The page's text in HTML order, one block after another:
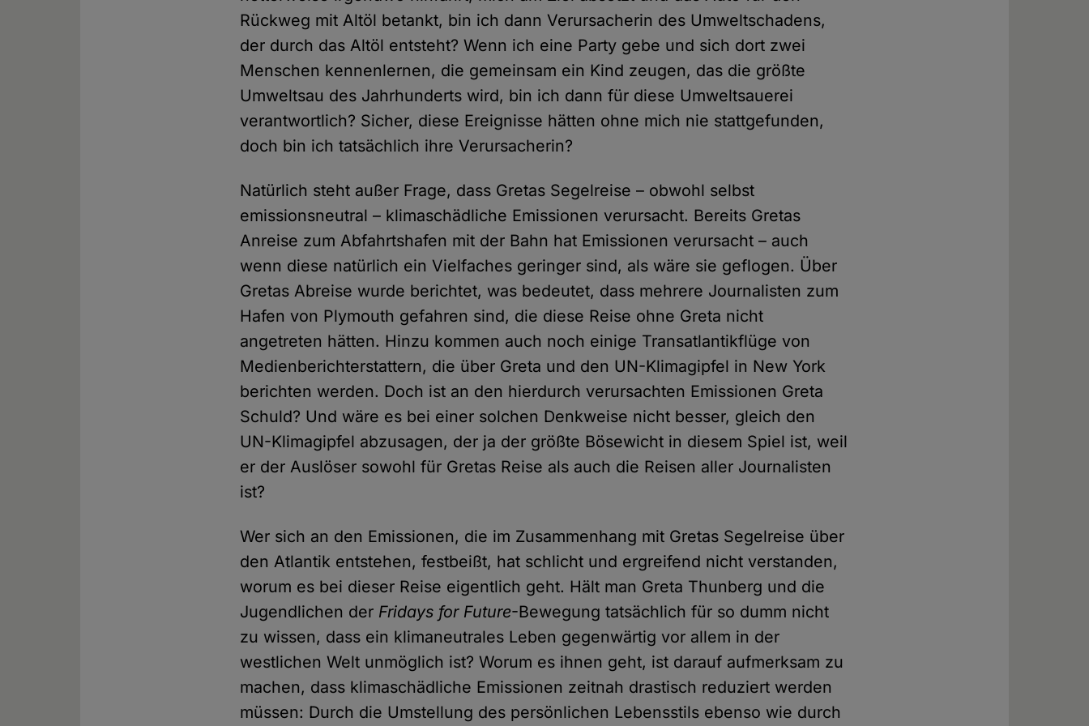
Rückweg mit Altöl betankt, bin ich dann Verursacherin des Umweltschadens,
der durch das Altöl entsteht? Wenn ich eine Party gebe und sich dort zwei
Menschen kennenlernen, die gemeinsam ein Kind zeugen, das die größte
Umweltsau des Jahrhunderts wird, bin ich dann für diese Umweltsauerei
verantwortlich? Sicher, diese Ereignisse hätten ohne mich nie stattgefunden,
doch bin ich tatsächlich ihre Verursacherin?
Natürlich steht außer Frage, dass Gretas Segelreise – obwohl selbst
emissionsneutral – klimaschädliche Emissionen verursacht. Bereits Gretas
Anreise zum Abfahrtshafen mit der Bahn hat Emissionen verursacht – auch
wenn diese natürlich ein Vielfaches geringer sind, als wäre sie geflogen. Über
Gretas Abreise wurde berichtet, was bedeutet, dass mehrere Journalisten zum
Hafen von Plymouth gefahren sind, die diese Reise ohne Greta nicht
angetreten hätten. Hinzu kommen auch noch einige Transatlantikflüge von
Medienberichterstattern, die über Greta und den UN-Klimagipfel in New York
berichten werden. Doch ist an den hierdurch verursachten Emissionen Greta
Schuld? Und wäre es bei einer solchen Denkweise nicht besser, gleich den
UN-Klimagipfel abzusagen, der ja der größte Bösewicht in diesem Spiel ist, weil
er der Auslöser sowohl für Gretas Reise als auch die Reisen aller Journalisten
ist?
Wer sich an den Emissionen, die im Zusammenhang mit Gretas Segelreise über
den Atlantik entstehen, festbeißt, hat schlicht und ergreifend nicht verstanden,
worum es bei dieser Reise eigentlich geht. Hält man Greta Thunberg und die
Jugendlichen der Fridays for Future-Bewegung tatsächlich für so dumm nicht
zu wissen, dass ein klimaneutrales Leben gegenwärtig vor allem in der
westlichen Welt unmöglich ist? Worum es ihnen geht, ist darauf aufmerksam zu
machen, dass klimaschädliche Emissionen zeitnah drastisch reduziert werden
müssen: Durch die Umstellung des persönlichen Lebensstils ebenso wie durch